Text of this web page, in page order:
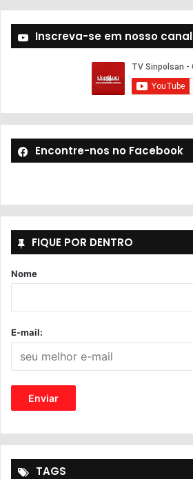
Inscreva-se em nosso canal
Encontre-nos no Facebook
FIQUE POR DENTRO
Nome
E-mail:
TAGS